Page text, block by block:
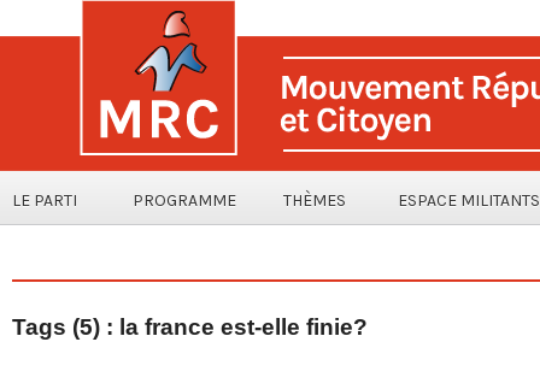
LE PARTI PROGRAMME THÈMES ESPACE MILITANTS
Tags (5) : la france est-elle finie?